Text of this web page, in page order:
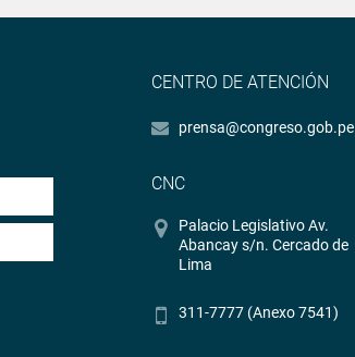
CENTRO DE ATENCIÓN
prensa@congreso.gob.pe
CNC
Palacio Legislativo Av.
Abancay s/n. Cercado de
Lima
311-7777 (Anexo 7541)